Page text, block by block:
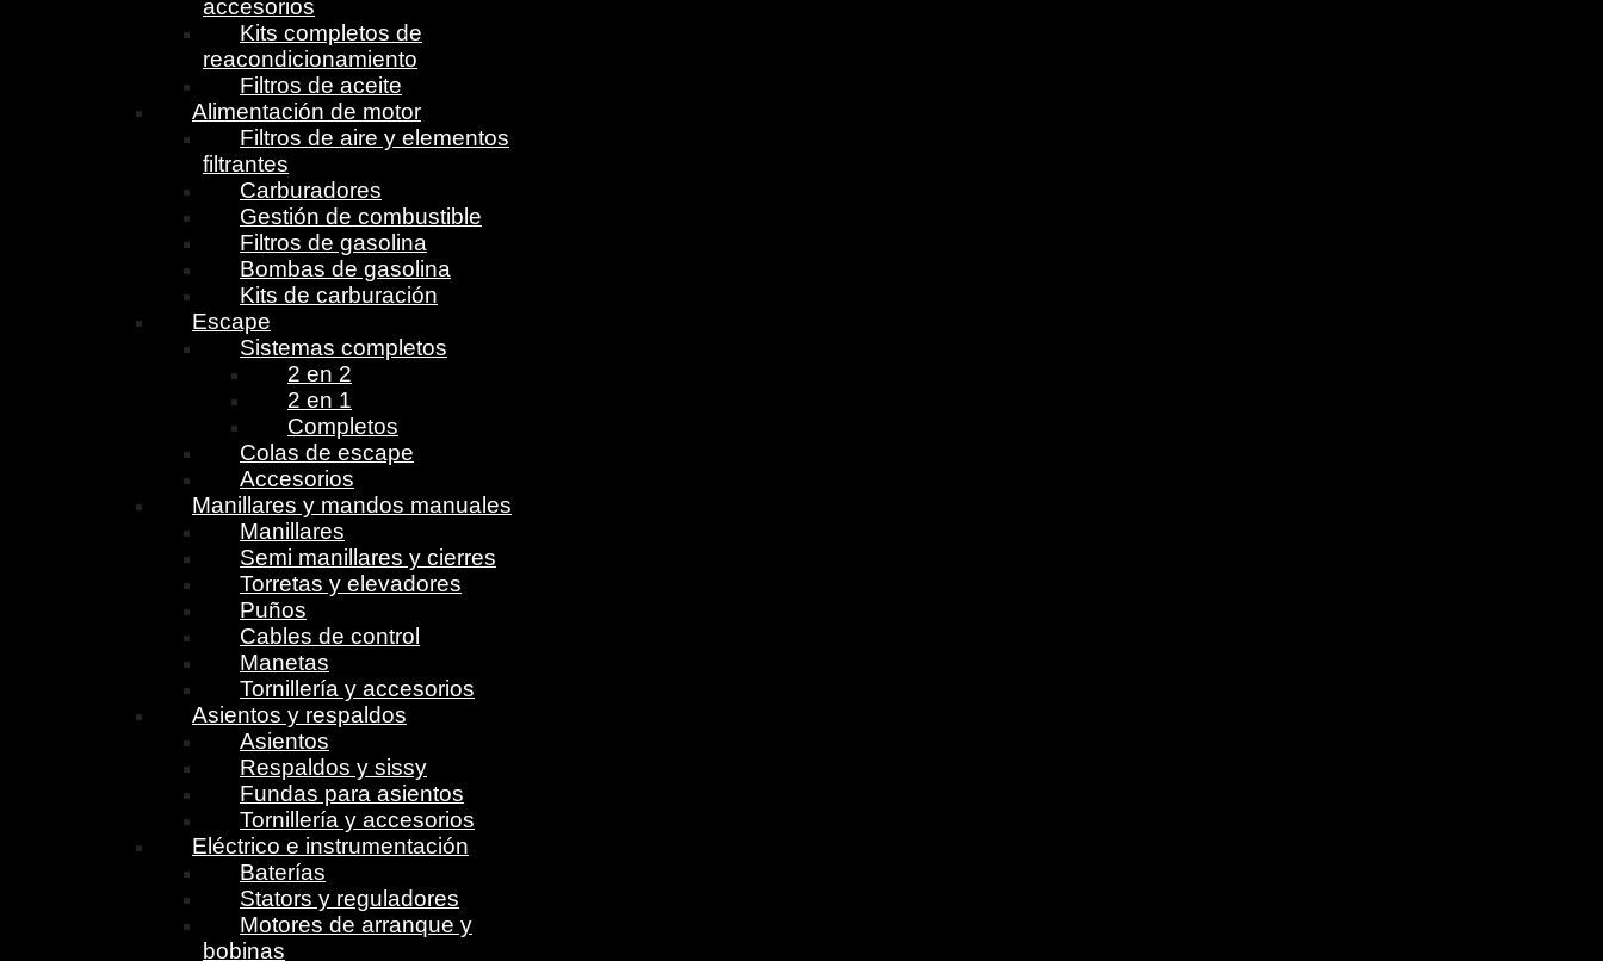
accesorios
Kits completos de
reacondicionamiento
Filtros de aceite
Alimentación de motor
Filtros de aire y elementos
filtrantes
Carburadores
Gestión de combustible
Filtros de gasolina
Bombas de gasolina
Kits de carburación
Escape
Sistemas completos
2 en 2
2 en 1
Completos
Colas de escape
Accesorios
Manillares y mandos manuales
Manillares
Semi manillares y cierres
Torretas y elevadores
Puños
Cables de control
Manetas
Tornillería y accesorios
Asientos y respaldos
Asientos
Respaldos y sissy
Fundas para asientos
Tornillería y accesorios
Eléctrico e instrumentación
Baterías
Stators y reguladores
Motores de arranque y
bobinas